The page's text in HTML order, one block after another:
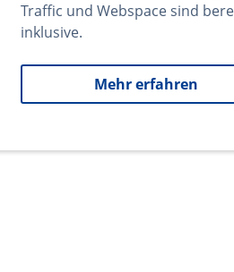
Traffic und Webspace sind
inklusive.
Mehr erfahren